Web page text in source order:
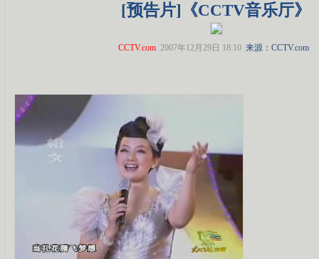
[预告片]《CCTV音乐厅》
CCTV.com 2007年12月29日 18:10来源：CCTV.com